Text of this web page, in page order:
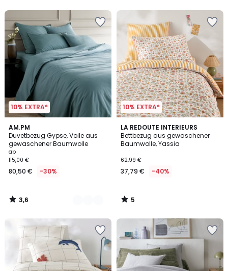
10% EXTRA*
AM.PM
Duvetbezug Gypse, Voile aus
gewaschener Baumwolle
ab
115,00 €
80,50 € -30%
3,6
/ 5
8
Farben
3,6
/
10% EXTRA*
LA REDOUTE INTERIEURS
Bettbezug aus gewaschener
Baumwolle, Yassia
62,99 €
37,79 € -40%
5
/
5
5
/